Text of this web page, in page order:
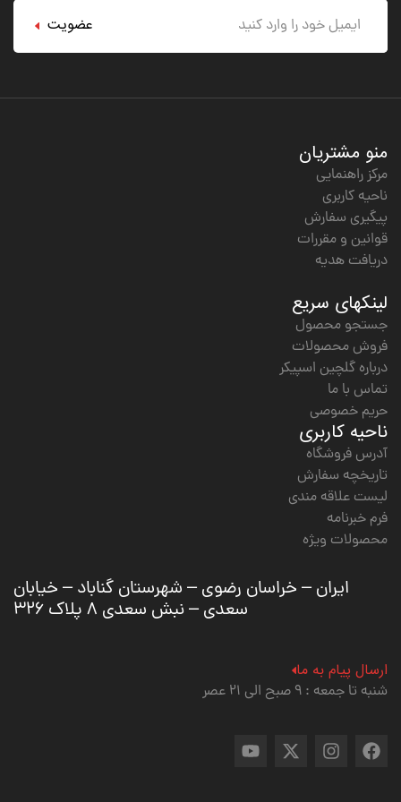
عضویت
منو مشتریان
مرکز راهنمایی
ناحیه کاربری
پیگیری سفارش
قوانین و مقررات
دریافت هدیه
لینکهای سریع
جستجو محصول
فروش محصولات
درباره گلچین اسپیکر
تماس با ما
حریم خصوصی
ناحیه کاربری
آدرس فروشگاه
تاریخچه سفارش
لیست علاقه مندی
فرم خبرنامه
محصولات ویژه
ایران – خراسان رضوی – شهرستان گناباد – خیابان
سعدی – نبش سعدی ۸ پلاک ۳۲۶
ارسال پیام به ما
شنبه تا جمعه : ۹ صبح الی ۲۱ عصر